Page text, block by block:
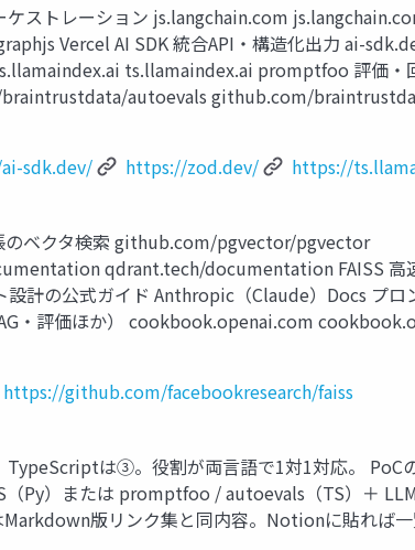
ストレーション js.langchain.com
Vercel AI SDK 統合API・構造化出力 ai-
ts.llamaindex.ai promptfoo 評価・
autoevals github.com/
sdk.dev/ https://zod.dev/
https://
のベクタ検索 github.com/pgvector/pgvector
qdrant.tech/documentation FAISS 高
の公式ガイド Anthropic（Claude）Docs プロ
・評価ほか） cookbook.openai.com
https://github.com/facebookresearch/faiss
は③。役割が両言語で1対1対応。 PoC
Py）または promptfoo / autoevals（TS）＋
版リンク集と同内容。Notionに貼れば